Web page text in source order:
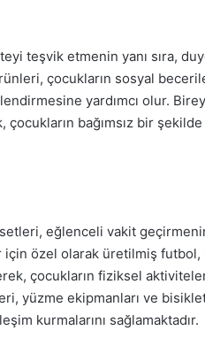
teşvik etmenin yanı sıra,
çocukların sosyal
yardımcı olur.
bağımsız bir şekilde
eğlenceli vakit
özel olarak üretilmiş futbol,
çocukların fiziksel
yüzme ekipmanları ve
kurmalarını sağlamaktadır.